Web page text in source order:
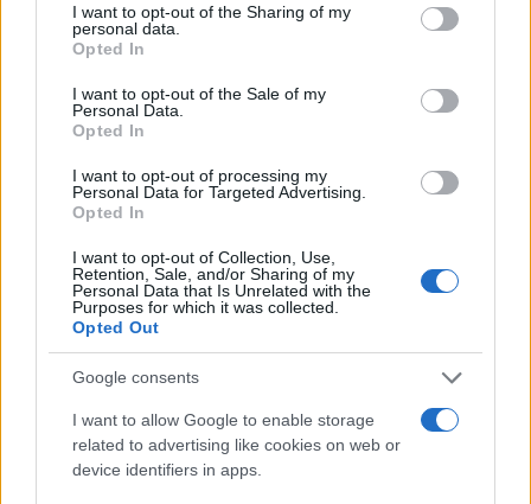
not limited to your visit or usage behaviour. You may click to
grant or deny consent to Google and its third-party tags to
use your data for below specified purposes in below Google
consent section.
I want to opt-out of the Sharing of my
personal data.
Opted In
I want to opt-out of the Sale of my
Personal Data.
Opted In
I want to opt-out of processing my
Personal Data for Targeted Advertising.
Opted In
I want to opt-out of Collection, Use,
Retention, Sale, and/or Sharing of my
Personal Data that Is Unrelated with the
Purposes for which it was collected.
Opted Out
Google consents
I want to allow Google to enable storage
related to advertising like cookies on web or
device identifiers in apps.